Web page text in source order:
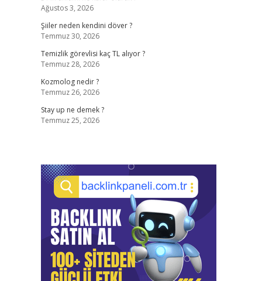
Ağustos 3, 2026
Şiiler neden kendini döver ?
Temmuz 30, 2026
Temizlik görevlisi kaç TL alıyor ?
Temmuz 28, 2026
Kozmolog nedir ?
Temmuz 26, 2026
Stay up ne demek ?
Temmuz 25, 2026